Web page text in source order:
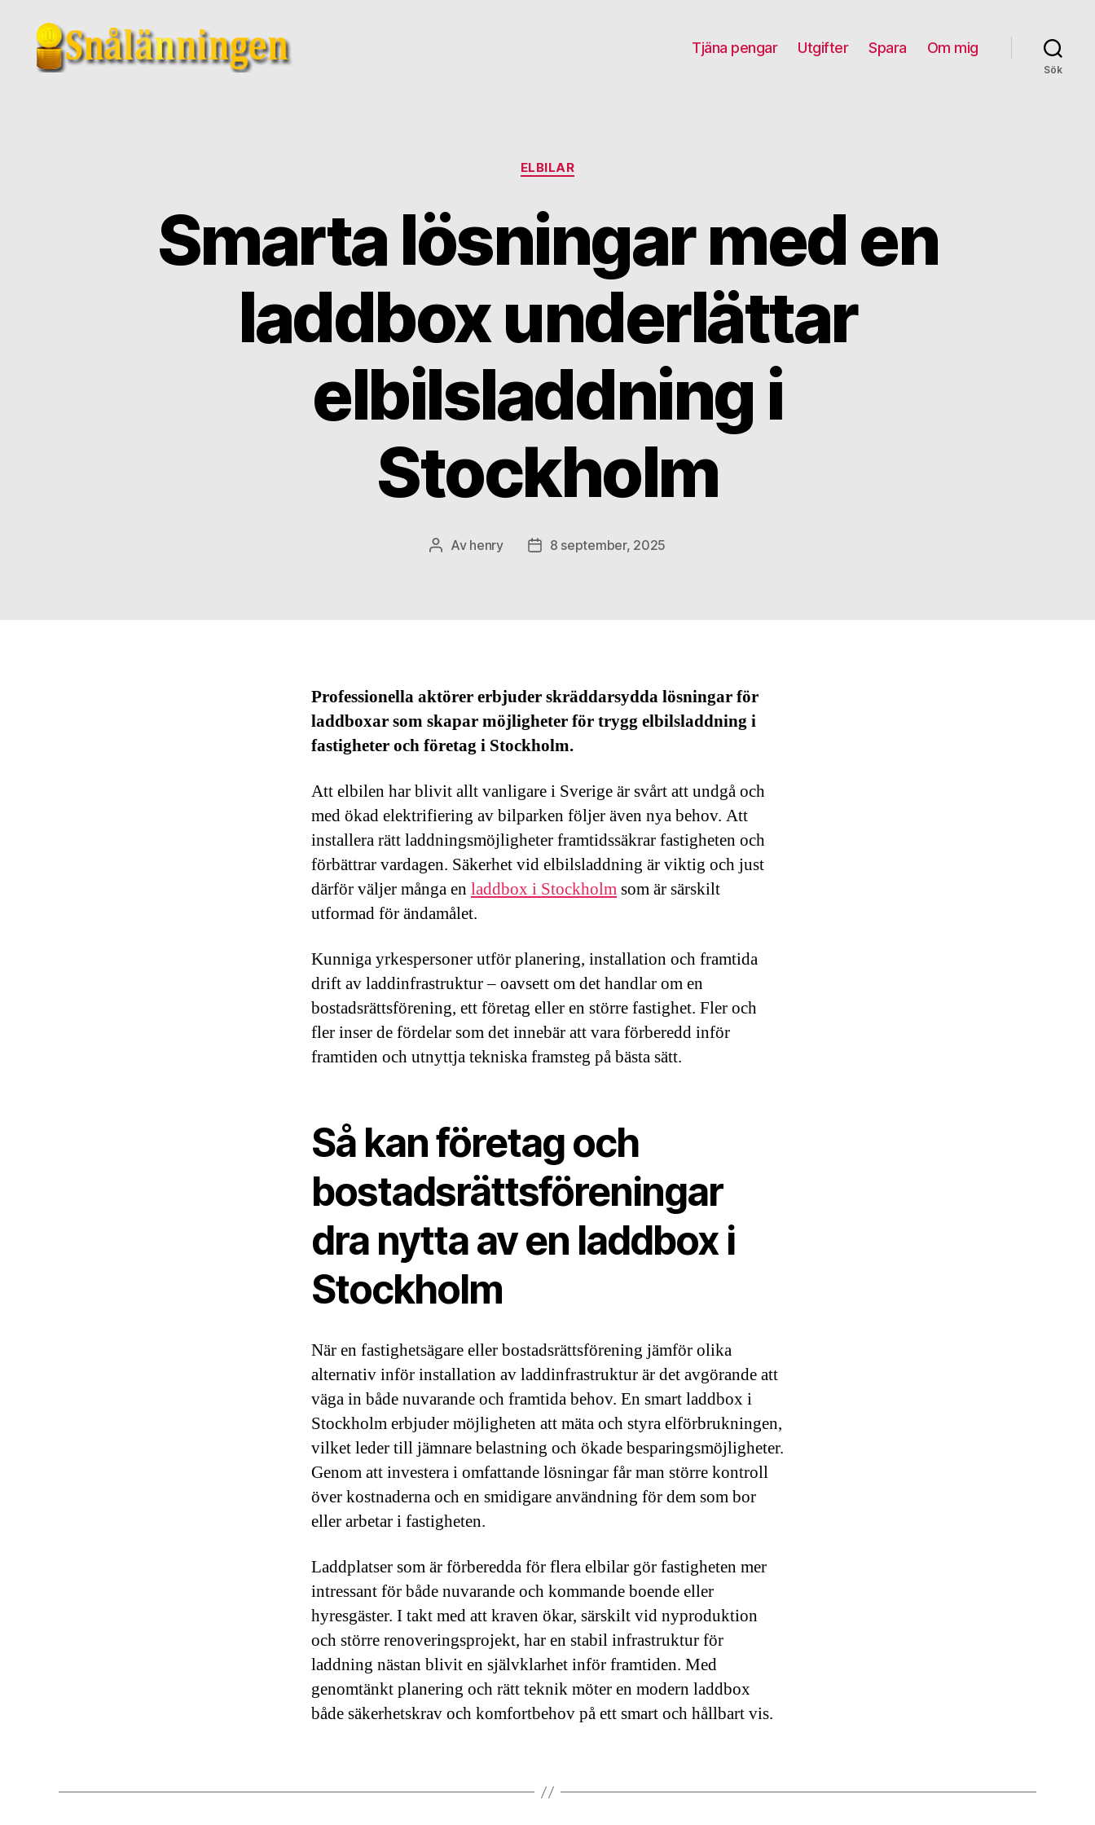
Tjäna pengar Utgifter Spara Om mig
Sök
Kategorier
ELBILAR
Smarta lösningar med en
laddbox underlättar
elbilsladdning i
Stockholm
Inläggsförfattare
Av henry Inläggsdatum
8 september, 2025
Professionella aktörer erbjuder skräddarsydda lösningar för
laddboxar som skapar möjligheter för trygg elbilsladdning i
fastigheter och företag i Stockholm.
Att elbilen har blivit allt vanligare i Sverige är svårt att undgå och
med ökad elektrifiering av bilparken följer även nya behov. Att
installera rätt laddningsmöjligheter framtidssäkrar fastigheten och
förbättrar vardagen. Säkerhet vid elbilsladdning är viktig och just
därför väljer många en laddbox i Stockholmsom är särskilt
utformad för ändamålet.
Kunniga yrkespersoner utför planering, installation och framtida
drift av laddinfrastruktur – oavsett om det handlar om en
bostadsrättsförening, ett företag eller en större fastighet. Fler och
fler inser de fördelar som det innebär att vara förberedd inför
framtiden och utnyttja tekniska framsteg på bästa sätt.
Så kan företag och
bostadsrättsföreningar
dra nytta av en laddbox i
Stockholm
När en fastighetsägare eller bostadsrättsförening jämför olika
alternativ inför installation av laddinfrastruktur är det avgörande att
väga in både nuvarande och framtida behov. En smart laddbox i
Stockholm erbjuder möjligheten att mäta och styra elförbrukningen,
vilket leder till jämnare belastning och ökade besparingsmöjligheter.
Genom att investera i omfattande lösningar får man större kontroll
över kostnaderna och en smidigare användning för dem som bor
eller arbetar i fastigheten.
Laddplatser som är förberedda för flera elbilar gör fastigheten mer
intressant för både nuvarande och kommande boende eller
hyresgäster. I takt med att kraven ökar, särskilt vid nyproduktion
och större renoveringsprojekt, har en stabil infrastruktur för
laddning nästan blivit en självklarhet inför framtiden. Med
genomtänkt planering och rätt teknik möter en modern laddbox
både säkerhetskrav och komfortbehov på ett smart och hållbart vis.